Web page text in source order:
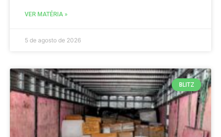
VER MATÉRIA »
5 de agosto de 2026
BLITZ